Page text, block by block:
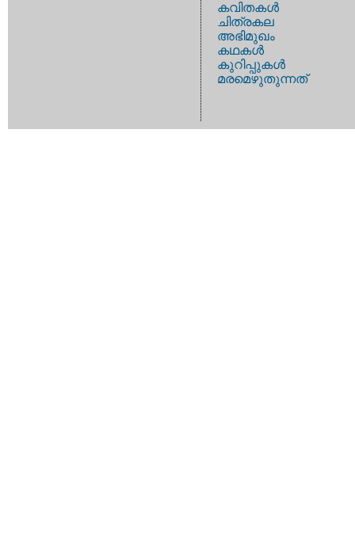
കവിതകള്‍
ചിത്രകല
അഭിമുഖം
കഥകള്‍
കുറിപ്പുകള്‍
മരമെഴുതുന്നത്